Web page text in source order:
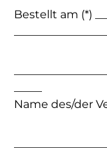
Bestellt am (*)
Name des/der